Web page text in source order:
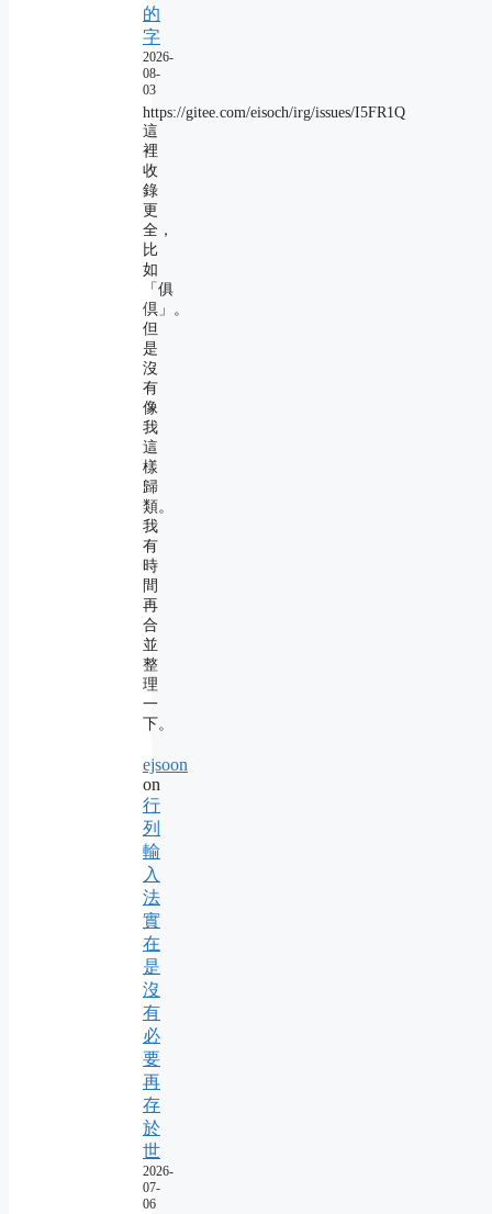
的
字
2026-
08-
03
https://gitee.com/eisoch/irg/issues/I5FR1Q
這
裡
收
錄
更
全，
比
如
「俱
倶」。
但
是
沒
有
像
我
這
樣
歸
類。
我
有
時
間
再
合
並
整
理
一
下。
ejsoon
on
行
列
輸
入
法
實
在
是
沒
有
必
要
再
存
於
世
2026-
07-
06